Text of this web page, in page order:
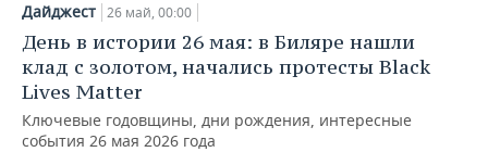
Дайджест 26 май, 00:00
День в истории 26 мая: в Биляре нашли
клад с золотом, начались протесты Black
Lives Matter
Ключевые годовщины, дни рождения, интересные
события 26 мая 2026 года